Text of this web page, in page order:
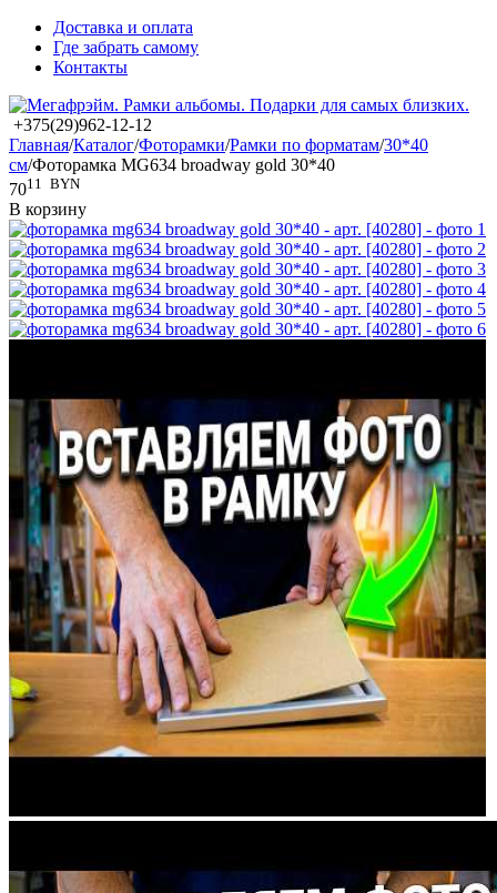
Доставка и оплата
Где забрать самому
Контакты
+375(29)962-12-12
Главная/Каталог/Фоторамки/Рамки по форматам/30*40
см/Фоторамка MG634 broadway gold 30*40
7011 BYN
В корзину